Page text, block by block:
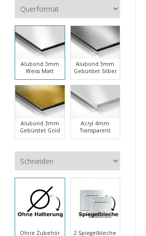
Alubond 3mm
Weiss Matt
Alubond 3mm
Gebürstet Silber
Alubond 3mm
Gebürstet Gold
Acryl 4mm
Transparent
Ohne Zubehör 2 Spiegelbleche